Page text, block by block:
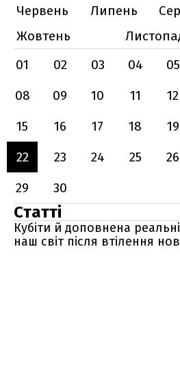
Червень
Липень
Жовтень
01
02 03 04 05
08
09 10 11 12
15
16 17 18 19
22
23 24 25 26
29
30
Статті
Кубіти й доповнена
наш світ після втілення